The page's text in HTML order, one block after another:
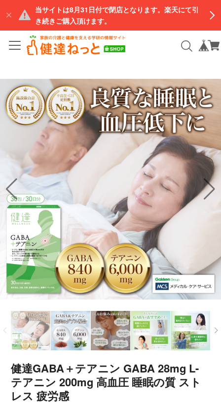
当サイトは8月31日付で閉店となります。楽天にて引
き続きご購入頂けます。
健達GABA＋テアニン GABA 28mg L-
テアニン 200mg 高血圧 睡眠の質 スト
レス 疲労感